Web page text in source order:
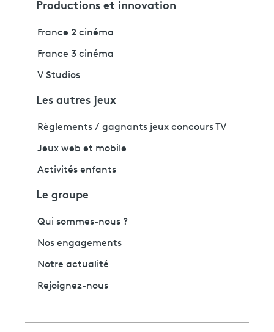
Productions et innovation
France 2 cinéma
France 3 cinéma
V Studios
Les autres jeux
Règlements / gagnants jeux concours TV
Jeux web et mobile
Activités enfants
Le groupe
Qui sommes-nous ?
Nos engagements
Notre actualité
Rejoignez-nous